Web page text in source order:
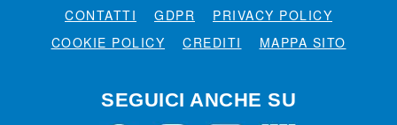
CONTATTI GDPR
PRIVACY POLICY
COOKIE POLICY
CREDITI MAPPA SITO
SEGUICI ANCHE SU